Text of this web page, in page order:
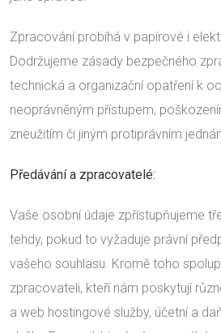
Zpracování probíhá v papírové i
Dodržujeme zásady bezpečného
technická a organizační opatření k
neoprávněným přístupem,
zneužitím či jiným protiprávním
Předávání a zpracovatelé:
Vaše osobní údaje zpřístupňujeme
tehdy, pokud to vyžaduje právní
vašeho souhlasu. Kromě toho
zpracovateli, kteří nám poskytují
a web hostingové služby, účetní a